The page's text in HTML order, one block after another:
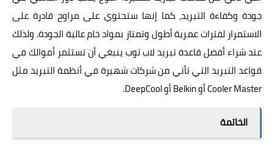
جودة وكفاءة التبريد، كما إنها ستحتوي على مراوح قادرة على
الاستمرار لفترات عمرية أطول وتمتاز بمواد خام عالية الجودة. ولذلك
عند شراء أفضل قاعدة تبريد لاب توب ينبغي أن تستثمر أموالك في
قواعد التبريد التي تأتي من شركات شهيرة في أنظمة التبريد مثل
Cooler Masterأو Belkin أو DeepCool
.
الخاتمة